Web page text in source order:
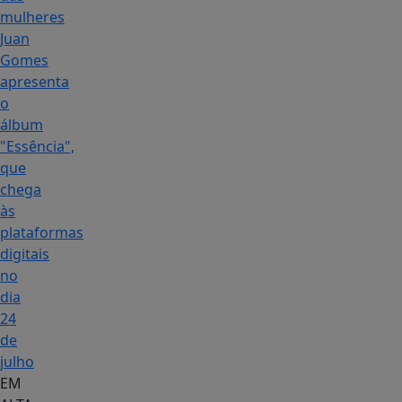
mulheres
Juan
Gomes
apresenta
o
álbum
"Essência",
que
chega
às
plataformas
digitais
no
dia
24
de
julho
EM